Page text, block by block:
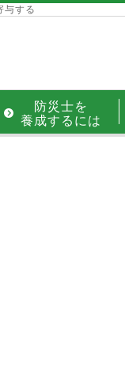
与する
防災士を
養成するには